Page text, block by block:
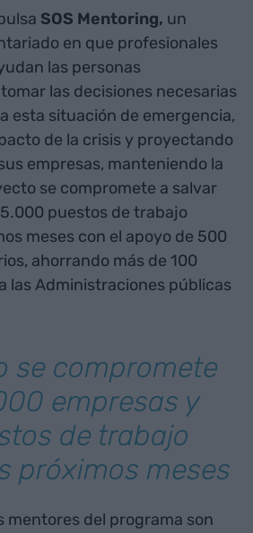
SOS Mentoring, un
en que profesionales
las personas
las decisiones necesarias
esta situación de emergencia,
de la crisis y proyectando
empresas, manteniendo la
se compromete a salvar
puestos de trabajo
meses con el apoyo de 500
ahorrando más de 100
las Administraciones públicas
se compromete
empresas y
de trabajo
próximos meses
mentores del programa son